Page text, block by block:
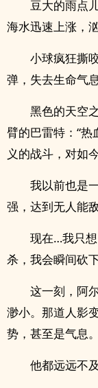
豆大的雨点
海水迅速上涨，
小球疯狂撕
弹，失去生命气
黑色的天空
臂的巴雷特：“
义的战斗，对如
我以前也是
强，达到无人能
现在…我只
杀，我会瞬间砍
这一刻，阿
渺小。那道人影
势，甚至是气息。
他都远远不及